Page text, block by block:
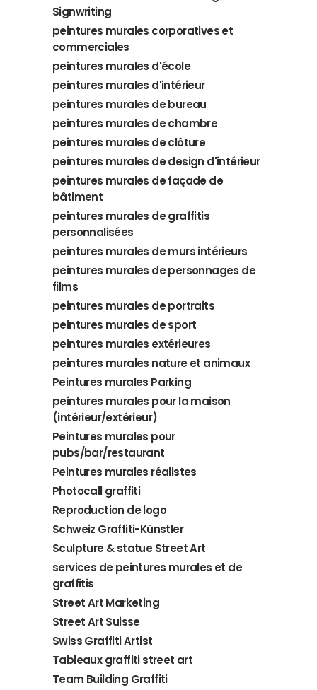
Signwriting
peintures murales corporatives et
commerciales
peintures murales d'école
peintures murales d'intérieur
peintures murales de bureau
peintures murales de chambre
peintures murales de clôture
peintures murales de design d'intérieur
peintures murales de façade de
bâtiment
peintures murales de graffitis
personnalisées
peintures murales de murs intérieurs
peintures murales de personnages de
films
peintures murales de portraits
peintures murales de sport
peintures murales extérieures
peintures murales nature et animaux
Peintures murales Parking
peintures murales pour la maison
(intérieur/extérieur)
Peintures murales pour
pubs/bar/restaurant
Peintures murales réalistes
Photocall graffiti
Reproduction de logo
Schweiz Graffiti-Künstler
Sculpture & statue Street Art
services de peintures murales et de
graffitis
Street Art Marketing
Street Art Suisse
Swiss Graffiti Artist
Tableaux graffiti street art
Team Building Graffiti